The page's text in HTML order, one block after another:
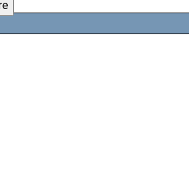
Meta a tenté une première
a alors changé de méthode.